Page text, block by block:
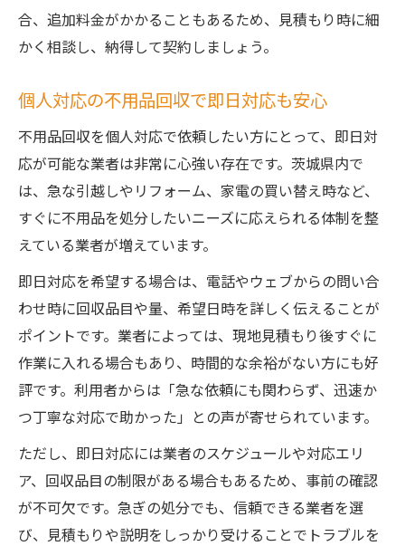
合、追加料金がかかることもあるため、見積もり時に細
かく相談し、納得して契約しましょう。
個人対応の不用品回収で即日対応も安心
不用品回収を個人対応で依頼したい方にとって、即日対
応が可能な業者は非常に心強い存在です。茨城県内で
は、急な引越しやリフォーム、家電の買い替え時など、
すぐに不用品を処分したいニーズに応えられる体制を整
えている業者が増えています。
即日対応を希望する場合は、電話やウェブからの問い合
わせ時に回収品目や量、希望日時を詳しく伝えることが
ポイントです。業者によっては、現地見積もり後すぐに
作業に入れる場合もあり、時間的な余裕がない方にも好
評です。利用者からは「急な依頼にも関わらず、迅速か
つ丁寧な対応で助かった」との声が寄せられています。
ただし、即日対応には業者のスケジュールや対応エリ
ア、回収品目の制限がある場合もあるため、事前の確認
が不可欠です。急ぎの処分でも、信頼できる業者を選
び、見積もりや説明をしっかり受けることでトラブルを